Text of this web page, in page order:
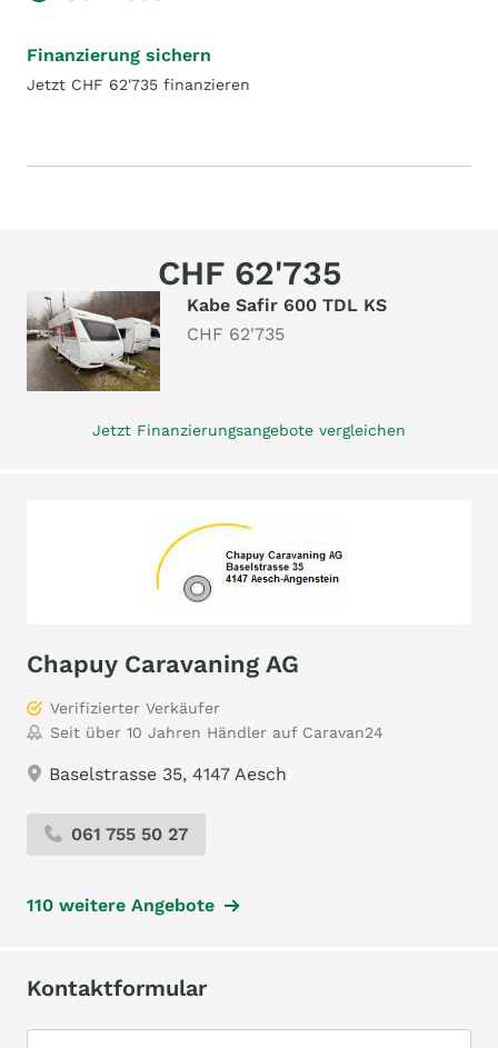
Finanzierung sichern
Jetzt CHF 62'735 finanzieren
CHF 62'735
Kabe Safir 600 TDL KS
CHF 62'735
Jetzt Finanzierungsangebote vergleichen
Chapuy Caravaning AG
Verifizierter Verkäufer
Seit über 10 Jahren Händler auf Caravan24
Baselstrasse 35, 4147 Aesch
061 755 50 27
110 weitere Angebote
Kontaktformular